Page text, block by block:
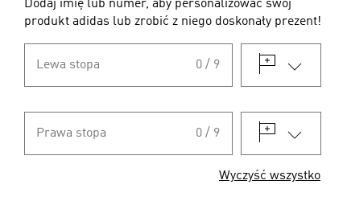
Dodaj imię lub numer, aby personalizować swój
produkt adidas lub zrobić z niego doskonały prezent!
Lewa stopa 0 / 9
Prawa stopa 0 / 9
Wyczyść wszystko